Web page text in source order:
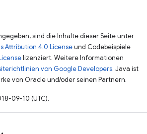
sind die Inhalte dieser Seite unter
Attribution 4.0 Licenseund Codebeispiele
lizenziert. Weitere Informationen
von Google Developers. Java ist
von Oracle und/oder seinen Partnern.
09-10 (UTC).